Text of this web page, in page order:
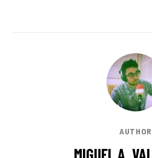
AUTHOR
MIGUEL A.